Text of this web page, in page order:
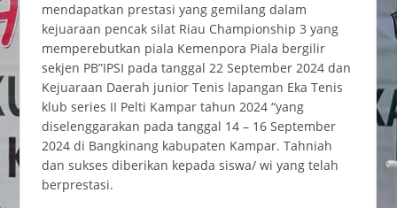
mendapatkan prestasi yang gemilang dalam
kejuaraan pencak silat Riau Championship 3 yang
memperebutkan piala Kemenpora Piala bergilir
sekjen PB”IPSI pada tanggal 22 September 2024 dan
Kejuaraan Daerah junior Tenis lapangan Eka Tenis
klub series II Pelti Kampar tahun 2024 “yang
diselenggarakan pada tanggal 14 – 16 September
2024 di Bangkinang kabupaten Kampar. Tahniah
dan sukses diberikan kepada siswa/ wi yang telah
berprestasi.